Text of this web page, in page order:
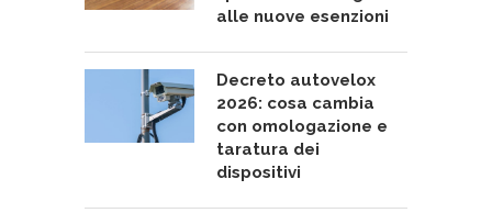
alle nuove esenzioni
Decreto autovelox
2026: cosa cambia
con omologazione e
taratura dei
dispositivi